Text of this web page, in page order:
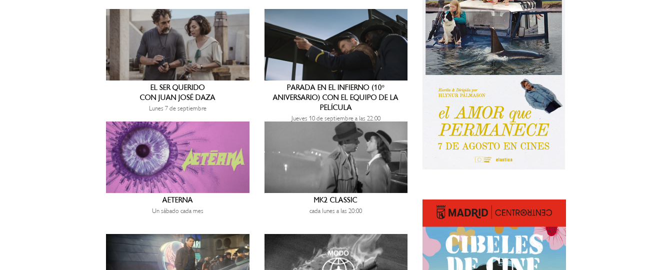
EL SER QUERIDO
CON JUAN JOSÉ DAZA
Lunes 7 de septiembre
PARADA EN EL INFIERNO (10º
ANIVERSARIO) CON EL EQUIPO DE LA
PELÍCULA
Jueves 10 de septiembre a las 22:00
AETERNA
Un sábado cada mes
MK2 CLASSIC
cada lunes a las 20:00